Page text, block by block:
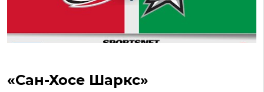
«Сан-Хосе Шаркс»